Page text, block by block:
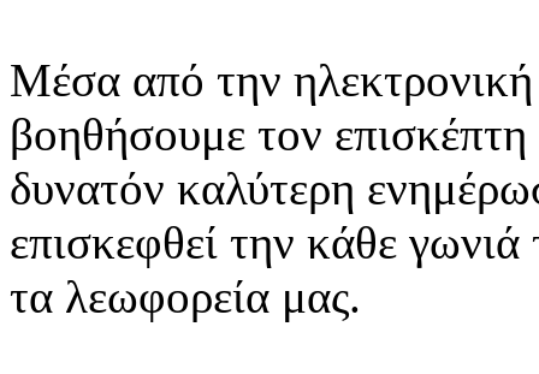
Μέσα από την ηλεκτρονική
βοηθήσουμε τον
δυνατόν καλύτερη
επισκεφθεί την κάθε
τα λεωφορεία μας.